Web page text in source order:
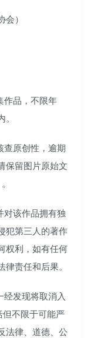
）
作品，不限年
查原创性，逾期
保留图片原始文
对该作品拥有独
犯第三人的著作
权利，如有任何
责任和后果。
发现将取消入
但不限于可能严
法律、道德、公